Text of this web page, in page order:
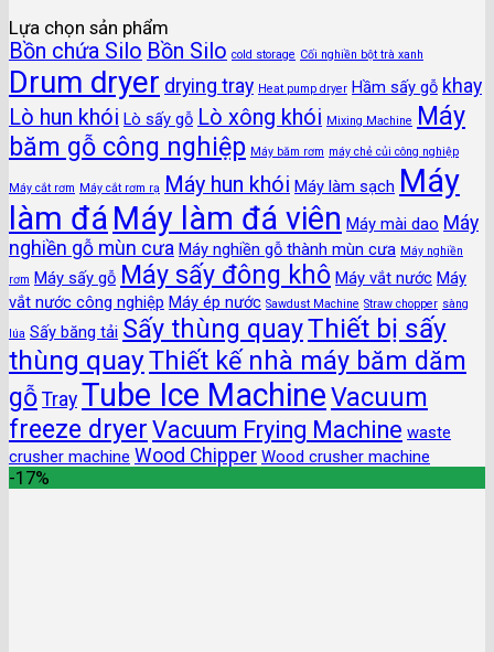
Lựa chọn sản phẩm
Bồn chứa Silo Bồn Silo cold storage Cối nghiền bột trà xanh
Drum dryer drying tray Heat pump dryer Hầm sấy gỗ khay
Lò hun khói Lò sấy gỗ Lò xông khói Mixing Machine Máy
băm gỗ công nghiệp Máy băm rơm máy chẻ củi công nghiệp
Máy cắt rơm Máy cắt rơm rạ Máy hun khói Máy làm sạch Máy
làm đá Máy làm đá viên Máy mài dao Máy
nghiền gỗ mùn cưa Máy nghiền gỗ thành mùn cưa Máy nghiền
rơm Máy sấy gỗ Máy sấy đông khô Máy vắt nước Máy
vắt nước công nghiệp Máy ép nước Sawdust Machine Straw chopper sàng
lúa Sấy băng tải Sấy thùng quayThiết bị sấy
thùng quayThiết kế nhà máy băm dăm
gỗ Tray Tube Ice MachineVacuum
freeze dryer Vacuum Frying Machine waste
crusher machine Wood Chipper Wood crusher machine
-17%